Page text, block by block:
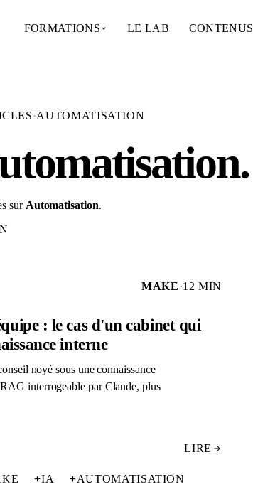
FORMATIONS LE LAB CONTENUS
·AUTOMATISATION
.
sur Automatisation.
MAKE·12 MIN
: le cas d'un cabinet qui
interne
noyé sous une connaissance
interrogeable par Claude, plus
LIRE
+IA +AUTOMATISATION